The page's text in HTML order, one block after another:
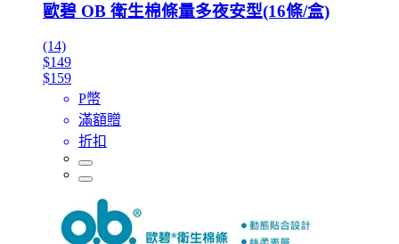
歐碧 OB 衛生棉條量多夜安型(16條/盒)
(14)
$149
$159
P幣
滿額贈
折扣